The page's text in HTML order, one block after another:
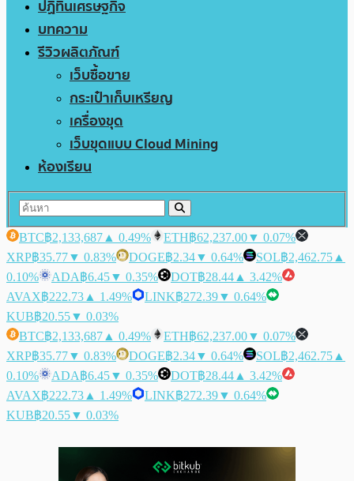
ปฏิทินเศรษฐกิจ
บทความ
รีวิวผลิตภัณฑ์
เว็บซื้อขาย
กระเป๋าเก็บเหรียญ
เครื่องขุด
เว็บขุดแบบ Cloud Mining
ห้องเรียน
BTC฿2,133,687 ▲ 0.49% ETH฿62,237.00▼ 0.07%
XRP฿35.77▼ 0.83% DOGE฿2.34▼ 0.64% SOL฿2,462.75 ▲
0.10%
ADA฿6.45▼ 0.35% DOT฿28.44 ▲ 3.42%
AVAX฿222.73 ▲ 1.49% LINK฿272.39▼ 0.64%
KUB฿20.55▼ 0.03%
BTC฿2,133,687 ▲ 0.49% ETH฿62,237.00▼ 0.07%
XRP฿35.77▼ 0.83% DOGE฿2.34▼ 0.64% SOL฿2,462.75 ▲
0.10%
ADA฿6.45▼ 0.35% DOT฿28.44 ▲ 3.42%
AVAX฿222.73 ▲ 1.49% LINK฿272.39▼ 0.64%
KUB฿20.55▼ 0.03%